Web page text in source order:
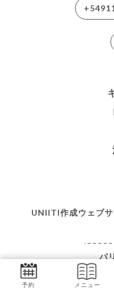
© COPYRIGHT
BISTROT -
UNIITI作成ウェブサ
パ
予約 メニュー